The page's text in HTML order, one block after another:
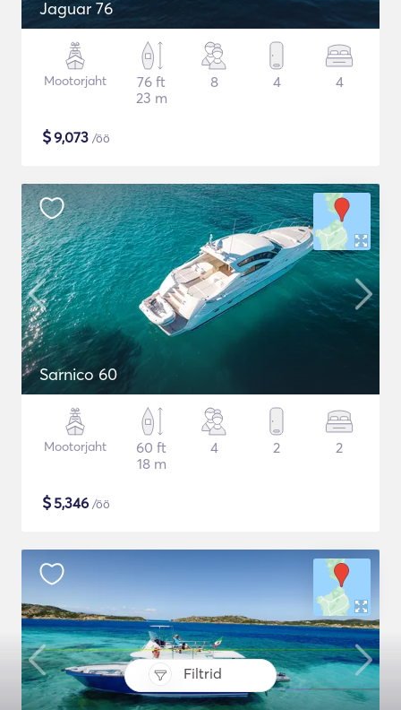
Filtrid
Jaguar 76
Mootorjaht
76 ft
23 m
8 4 4
$9,073 /öö
Sarnico 60
Mootorjaht
60 ft
18 m
4 2 2
$5,346 /öö